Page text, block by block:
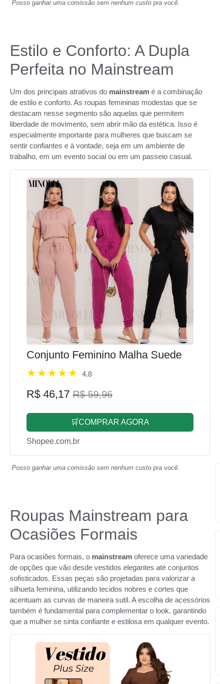
Posso ganhar uma comissão sem nenhum custo pra você.
Estilo e Conforto: A Dupla
Perfeita no Mainstream
Um dos principais atrativos do mainstream é a combinação
de estilo e conforto. As roupas femininas modestas que se
destacam nesse segmento são aquelas que permitem
liberdade de movimento, sem abrir mão da estética. Isso é
especialmente importante para mulheres que buscam se
sentir confiantes e à vontade, seja em um ambiente de
trabalho, em um evento social ou em um passeio casual.
Conjunto Feminino Malha Suede
4.8
R$ 46,17 R$ 59,96
🛒COMPRAR AGORA
Shopee.com.br
Posso ganhar uma comissão sem nenhum custo pra você.
Roupas Mainstream para
Ocasiões Formais
Para ocasiões formais, o mainstream oferece uma variedade
de opções que vão desde vestidos elegantes até conjuntos
sofisticados. Essas peças são projetadas para valorizar a
silhueta feminina, utilizando tecidos nobres e cortes que
acentuam as curvas de maneira sutil. A escolha de acessórios
também é fundamental para complementar o look, garantindo
que a mulher se sinta confiante e estilosa em qualquer evento.